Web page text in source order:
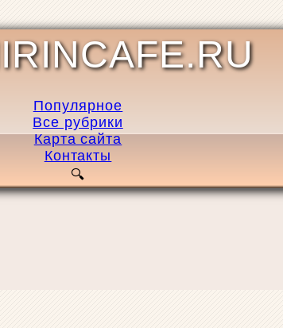
Популярное
Все рубрики
Карта сайта
Контакты